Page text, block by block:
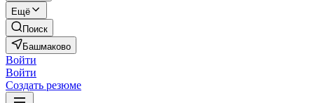
Ещё
Поиск
Башмаково
Войти
Войти
Создать резюме